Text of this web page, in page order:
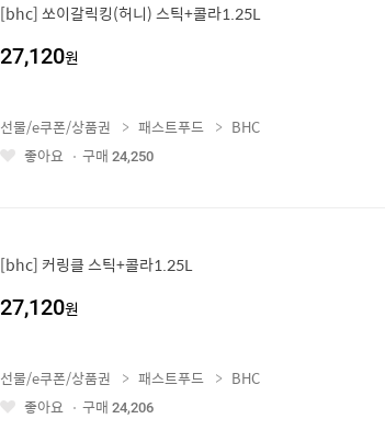
[bhc] 쏘이갈릭킹(허니) 스틱+콜라1.25L
27,120원
좋
선물/e쿠폰/상품권 패스트푸드
BHC
좋아요
구매 24,250
[bhc] 커링클 스틱+콜라1.25L
27,120원
좋
선물/e쿠폰/상품권 패스트푸드
BHC
좋아요
구매 24,206